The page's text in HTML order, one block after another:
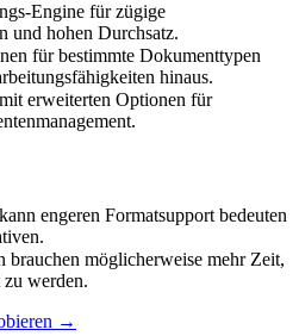
Engine für zügige
und hohen Durchsatz.
für bestimmte Dokumenttypen
hinaus.
erweiterten Optionen für
engeren Formatsupport bedeuten
brauchen möglicherweise mehr Zeit,
werden.
→